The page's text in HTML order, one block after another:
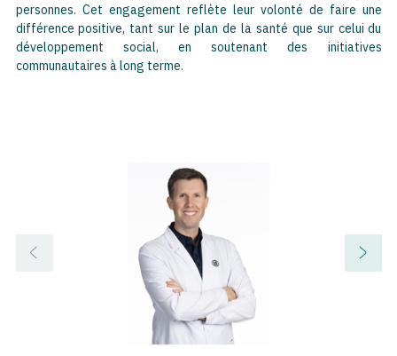
personnes. Cet engagement reflète leur volonté de faire une
différence positive, tant sur le plan de la santé que sur celui du
développement social, en soutenant des initiatives
communautaires à long terme​.